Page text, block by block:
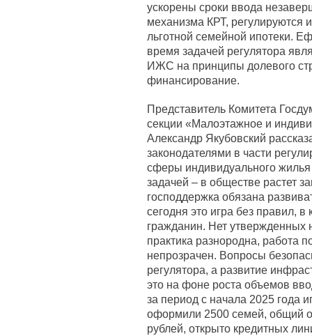
ускорены сроки ввода
механизма КРТ, регулируются
льготной семейной ипотеки.
время задачей регулятора
ИЖС на принципы долевого
финансирование.
Представитель Комитета
секции «Малоэтажное и
Александр Якубовский
законодателями в части
сферы индивидуального жилья
задачей – в обществе растет
господдержка обязана
сегодня это игра без правил,
гражданин. Нет утвержденных
практика разнородна, работа
непрозрачен. Вопросы
регулятора, а развитие
это на фоне роста объемов
за период с начала 2025
оформили 2500 семей, общий
рублей, открыто кредитных